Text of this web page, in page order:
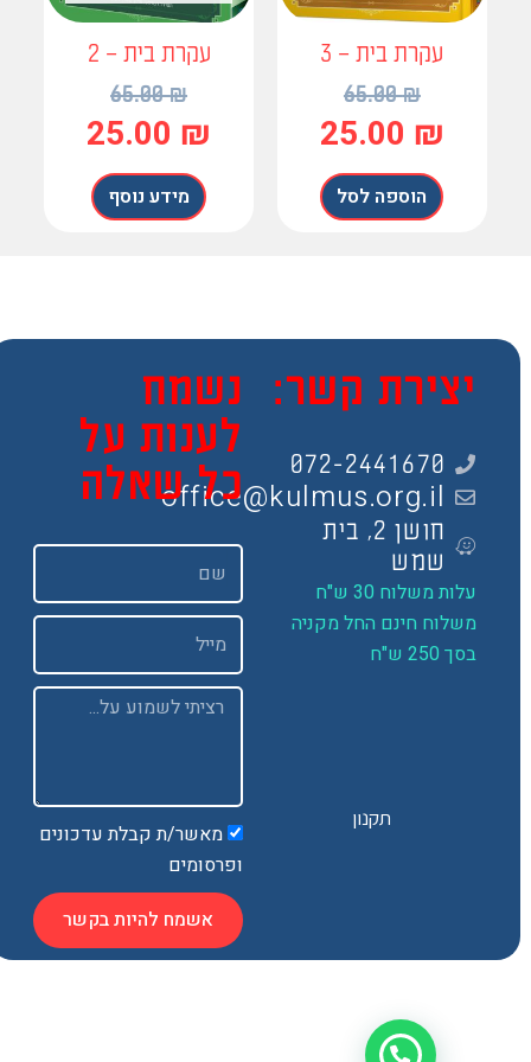
עקרת בית – 3
65.00
25.00
הוספה לסל
עקרת בית – 2
65.00
25.00
מידע נוסף
קשר:
072-2441670
office@kulmus.org.il
חושן 2, בית
שמש
משלוח 30 ש"ח
חינם החל מקניה
נשמח
לענות על
כל שאלה
Email
Message
מאשר/ת קבלת עדכונים
ופרסומים
אשמח להיות בקשר